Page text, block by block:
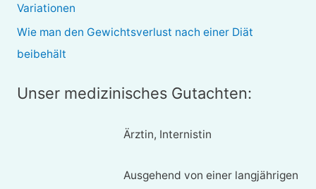
Variationen
Wie man den Gewichtsverlust nach einer Diät
beibehält
Unser medizinisches Gutachten:
Ärztin, Internistin
Ausgehend von einer langjährigen